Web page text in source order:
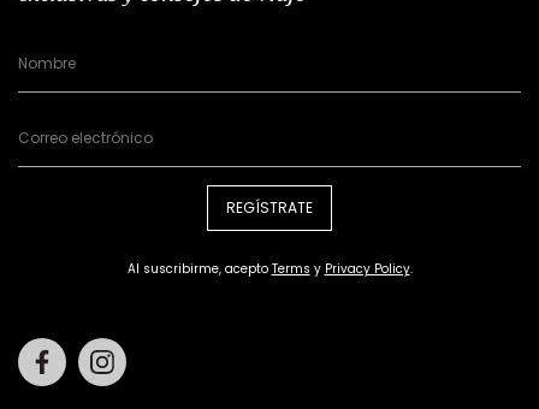
REGÍSTRATE
Al suscribirme, acepto Terms y Privacy Policy.
Facebook